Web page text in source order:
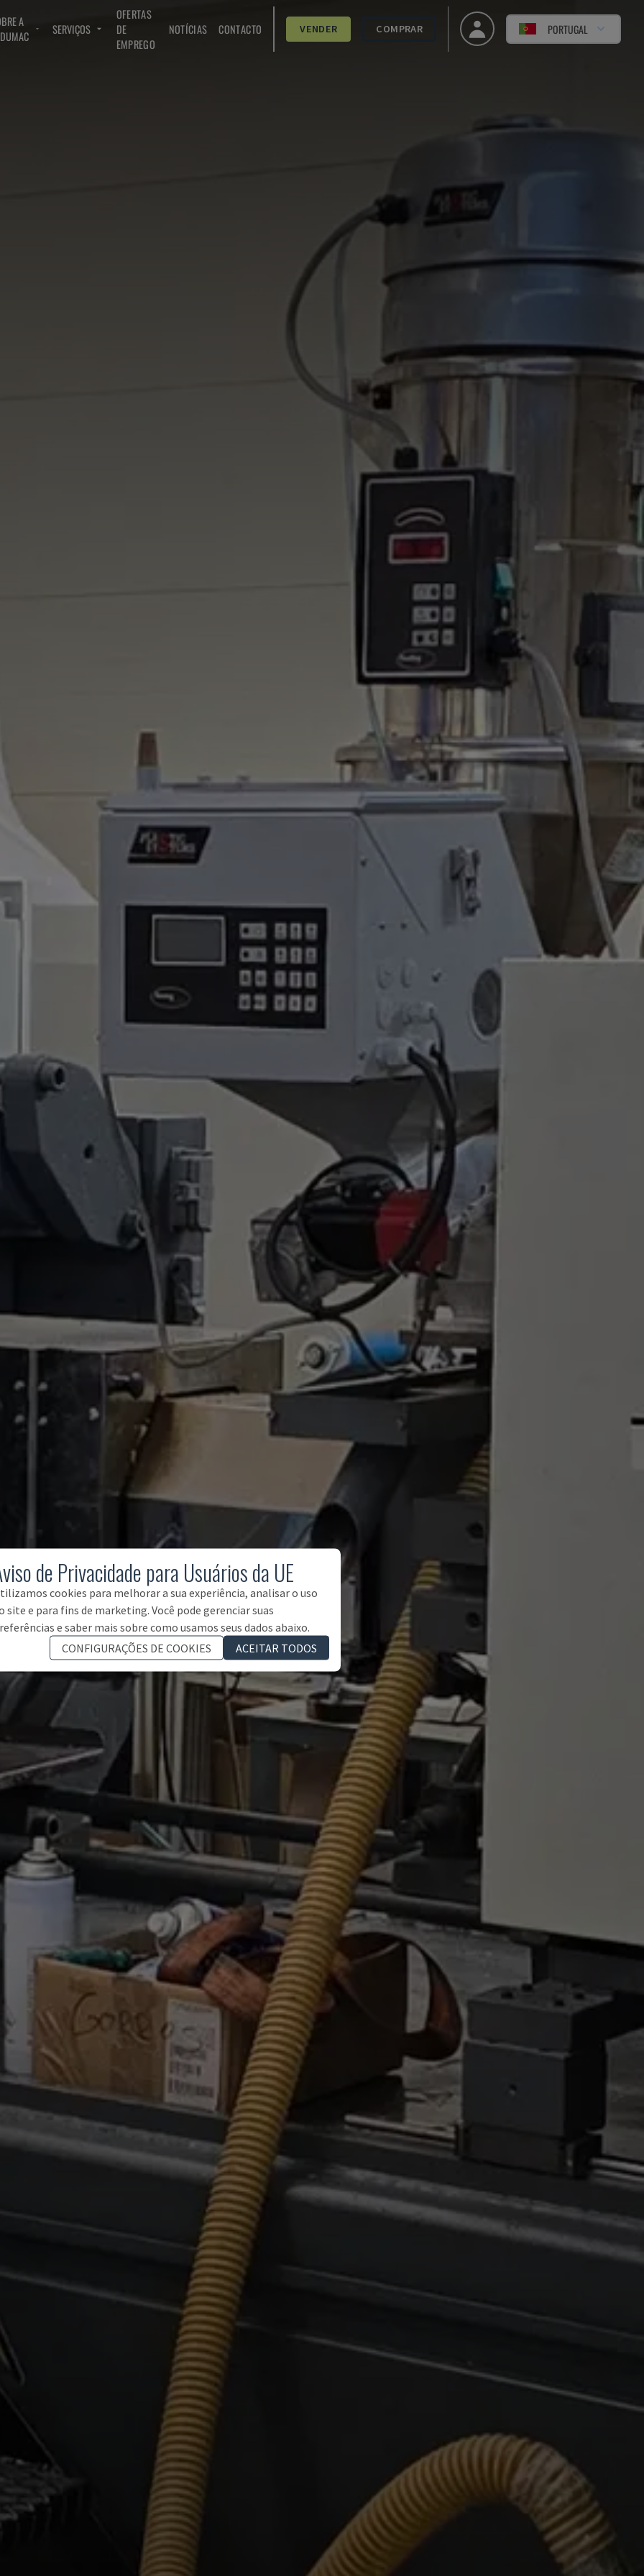
A
SERVIÇOS
OFERTAS
DE
EMPREGO
NOTÍCIAS CONTACTO VENDER COMPRAR PORTUGAL
de Privacidade para Usuários da UE
cookies para melhorar a sua experiência, analisar o uso
site e para fins de marketing. Você pode gerenciar suas
e saber mais sobre como usamos seus dados abaixo.
CONFIGURAÇÕES DE COOKIES
ACEITAR TODOS